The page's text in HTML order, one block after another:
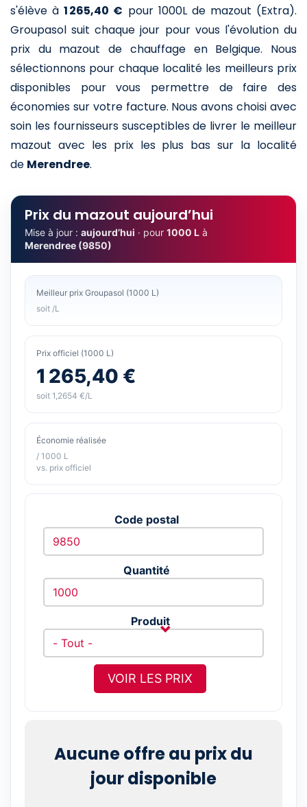
s'élève à1 265,40 € pour 1000L de mazout (Extra).
Groupasol suit chaque jour pour vous l'évolution du
prix du mazout de chauffage en Belgique. Nous
sélectionnons pour chaque localité les meilleurs prix
disponibles pour vous permettre de faire des
économies sur votre facture. Nous avons choisi avec
soin les fournisseurs susceptibles de livrer le meilleur
mazout avec les prix les plus bas sur la localité
de Merendree.
Prix du mazout aujourd’hui
Mise à jour : aujourd’hui · pour 1000 L à
Merendree (9850)
Meilleur prix Groupasol (1000 L)
soit /L
Prix officiel (1000 L)
1 265,40 €
soit 1,2654 €/L
Économie réalisée
/ 1000 L
vs. prix officiel
Code postal
Quantité
Produit
VOIR LES PRIX
Aucune offre au prix du
jour disponible